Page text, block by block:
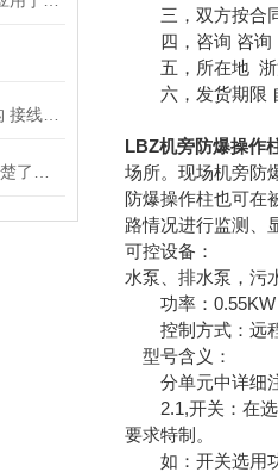
三，双方按合同
四，咨询 咨询
五，所在地 浙
六，发货期限
LBZ机旁防爆操作
场所。现场机旁防
防爆操作柱也可在
路情况进行监测、
可控设备：
水泵、排水泵，污
功率：0.55KW
控制方式：远程
型号含义：
分单元中详细注
2.1,开关：在选
要求特制。
如：开关选用功